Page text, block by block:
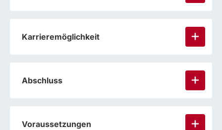
Karrieremöglichkeit
Abschluss
Voraussetzungen